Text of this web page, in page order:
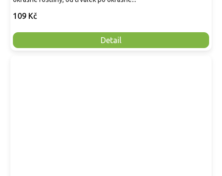
109 Kč
Detail